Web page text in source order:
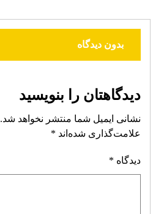
بدون دیدگاه
دیدگاهتان را بنویسید
نشانی ایمیل شما منتشر نخواهد شد.
علامت‌گذاری شده‌اند *
دیدگاه *